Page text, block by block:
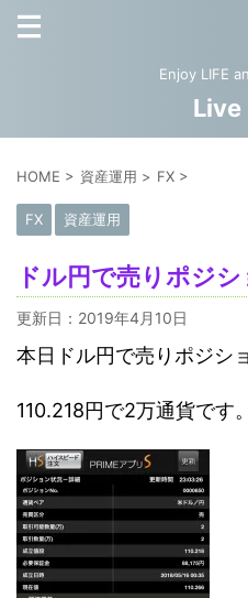
Enjoy LIFE
Live
HOME > 資産運用 > FX >
FX 資産運用
ドル円で売りポジ
更新日： 2019年4月10日
本日ドル円で売りポジシ
110.218円で2万通貨です。